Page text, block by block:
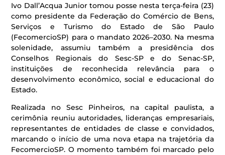
Ivo Dall’Acqua Junior tomou posse nesta terça-feira (23)
como presidente da Federação do Comércio de Bens,
Serviços e Turismo do Estado de São Paulo
(FecomercioSP) para o mandato 2026–2030. Na mesma
solenidade, assumiu também a presidência dos
Conselhos Regionais do Sesc-SP e do Senac-SP,
instituições de reconhecida relevância para o
desenvolvimento econômico, social e educacional do
Estado.
Realizada no Sesc Pinheiros, na capital paulista, a
cerimônia reuniu autoridades, lideranças empresariais,
representantes de entidades de classe e convidados,
marcando o início de uma nova etapa na trajetória da
FecomercioSP. O momento também foi marcado pelo